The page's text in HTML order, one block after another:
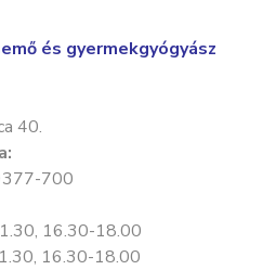
és gyermekgyógyász
40.
700
16.30-18.00
16.30-18.00